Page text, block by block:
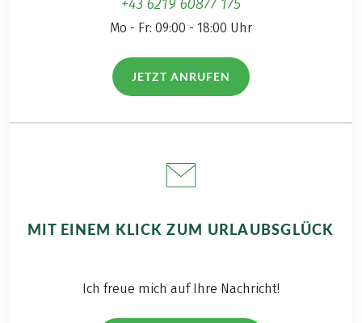
+43 6219 60877 175
Mo - Fr: 09:00 - 18:00 Uhr
JETZT ANRUFEN(LINK ÖFFNET IN NEUEM TAB)
MIT EINEM KLICK ZUM URLAUBSGLÜCK
Ich freue mich auf Ihre Nachricht!